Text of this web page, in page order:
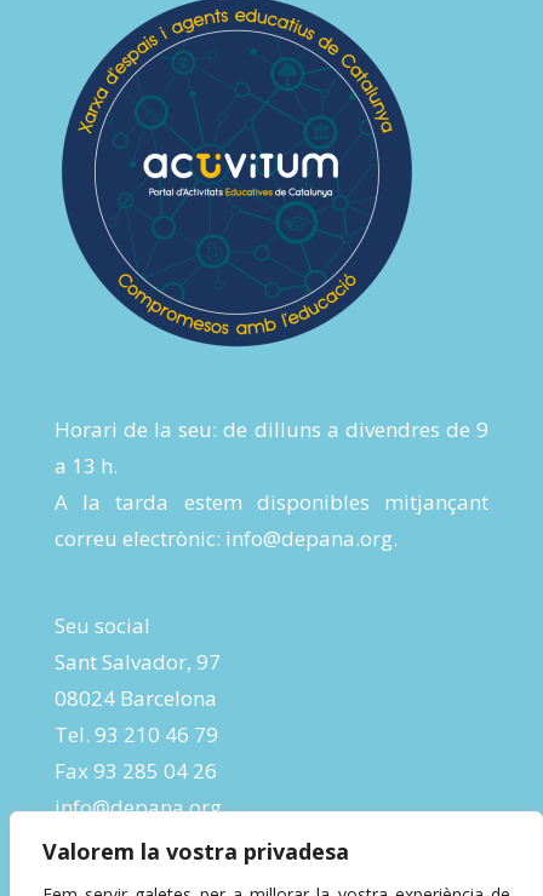
Valorem la vostra privadesa
Horari de la seu: de dilluns a divendres de 9
a 13 h.
A la tarda estem disponibles mitjançant
correu electrònic: info@depana.org.
Seu social
Sant Salvador, 97
08024 Barcelona
Tel. 93 210 46 79
Fax 93 285 04 26
info@depana.org